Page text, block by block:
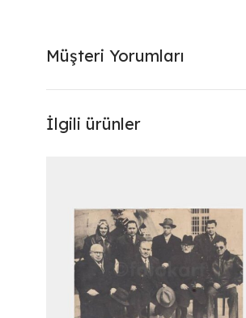
Müşteri Yorumları
İlgili ürünler